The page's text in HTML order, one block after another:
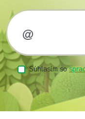
Súhlasím so